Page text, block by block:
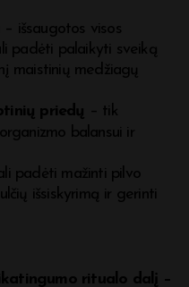
– išsaugotos visos
padėti palaikyti sveiką
maistinių medžiagų
priedų – tik
balansui ir
padėti mažinti pilvo
išsiskyrimą ir gerinti
ritualo dalį –